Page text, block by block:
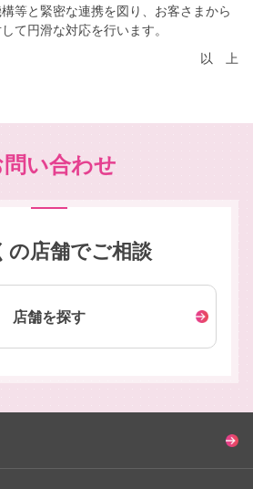
等と緊密な連携を図り、お客さまから
て円滑な対応を行います。
以上
問い合わせ
の店舗でご相談
店舗を探す